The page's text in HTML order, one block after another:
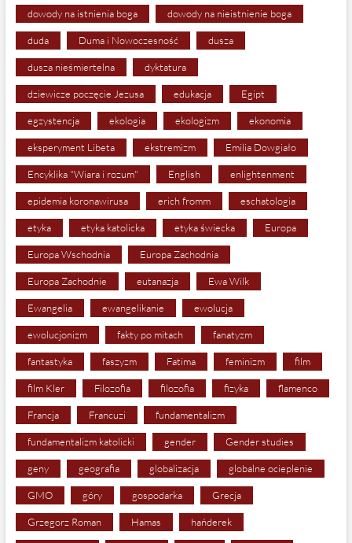
dowody na istnienia boga dowody na nieistnienie boga
duda Duma i Nowoczesność dusza
dusza nieśmiertelna dyktatura
dziewicze poczęcie Jezusa edukacja Egipt
egzystencja ekologia ekologizm ekonomia
eksperyment Libeta ekstremizm Emilia Dowgiało
Encyklika "Wiara i rozum" English enlightenment
epidemia koronawirusa erich fromm eschatologia
etyka etyka katolicka etyka świecka Europa
Europa Wschodnia Europa Zachodnia
Europa Zachodnie eutanazja Ewa Wilk
Ewangelia ewangelikanie ewolucja
ewolucjonizm fakty po mitach fanatyzm
fantastyka faszyzm Fatima feminizm film
film Kler Filozofia filozofia fizyka flamenco
Francja Francuzi fundamentalizm
fundamentalizm katolicki gender Gender studies
geny geografia globalizacja globalne ocieplenie
GMO góry gospodarka Grecja
Grzegorz Roman Hamas hańderek